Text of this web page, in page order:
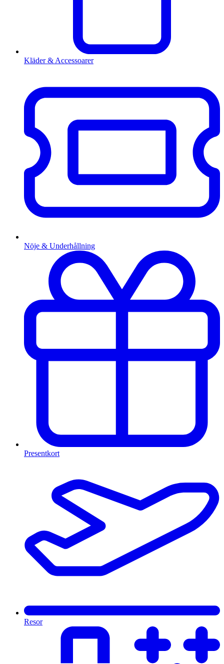
Kläder & Accessoarer
Nöje & Underhållning
Presentkort
Resor